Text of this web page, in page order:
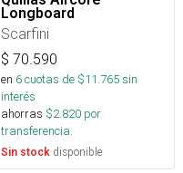
Longboard
Scarfini
$ 70.590
en 6cuotas de $11.765sin
interés
ahorras $2.820 por
transferencia.
Sin stock disponible